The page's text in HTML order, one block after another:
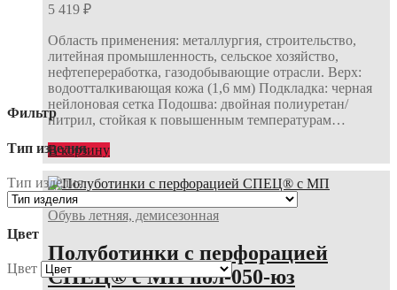
5 419 ₽
Область применения: металлургия, строительство,
литейная промышленность, сельское хозяйство,
нефтепереработка, газодобывающие отрасли. Верх:
водоотталкивающая кожа (1,6 мм) Подкладка: черная
нейлоновая сетка Подошва: двойная полиуретан/
нитрил, стойкая к повышенным температурам…
В корзину
Обувь летняя, демисезонная
Полуботинки с перфорацией
СПЕЦ® с МП пол-050-юз
Фильтр
Тип изделия
Тип изделия
Цвет
Цвет